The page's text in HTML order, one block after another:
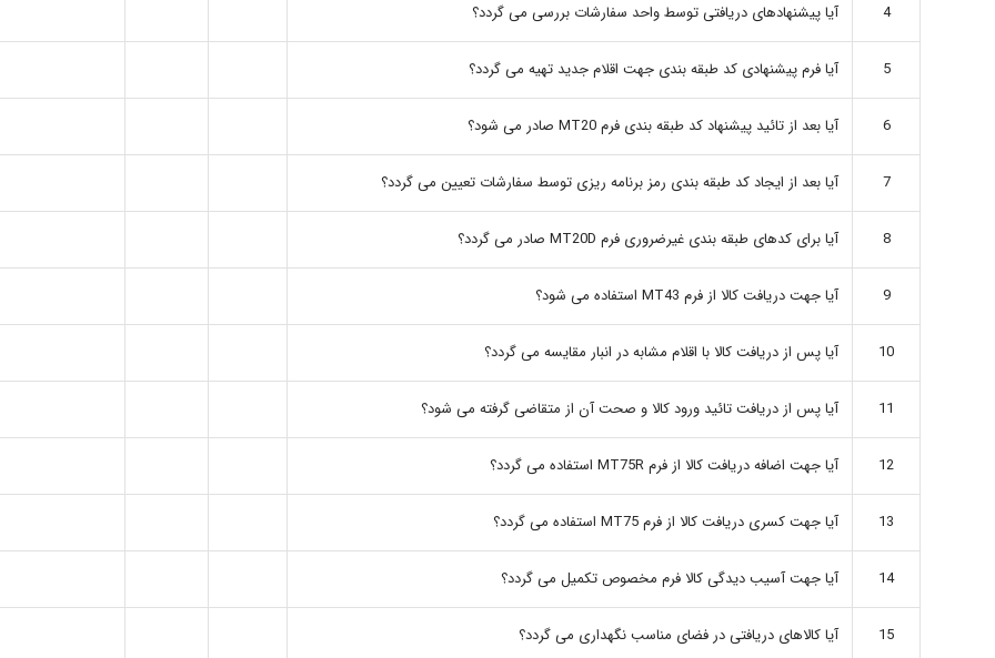
4 آیا پیشنهادهای دریافتی توسط واحد سفارشات بررسی می گردد؟
5 آیا فرم پیشنهادی کد طبقه بندی جهت اقلام جدید تهیه می گردد؟
6 آیا بعد از تائید پیشنهاد کد طبقه بندی فرم MT20 صادر می شود؟
7 آیا بعد از ایجاد کد طبقه بندی رمز برنامه ریزی توسط سفارشات تعیین می گردد؟
8 آیا برای کدهای طبقه بندی غیرضروری فرم MT20D صادر می گردد؟
9 آیا جهت دریافت کالا از فرم MT43 استفاده می شود؟
10 آیا پس از دریافت کالا با اقلام مشابه در انبار مقایسه می گردد؟
11 آیا پس از دریافت تائید ورود کالا و صحت آن از متقاضی گرفته می شود؟
12 آیا جهت اضافه دریافت کالا از فرم MT75R استفاده می گردد؟
13 آیا جهت کسری دریافت کالا از فرم MT75 استفاده می گردد؟
14 آیا جهت آسیب دیدگی کالا فرم مخصوص تکمیل می گردد؟
15 آیا کالاهای دریافتی در فضای مناسب نگهداری می گردد؟